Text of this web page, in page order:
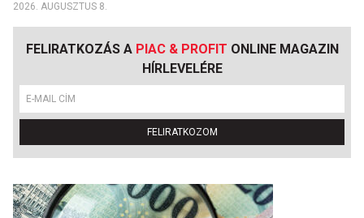
2026. AUGUSZTUS 8.
FELIRATKOZÁS A PIAC & PROFIT ONLINE MAGAZIN
HÍRLEVELÉRE
FELIRATKOZOM